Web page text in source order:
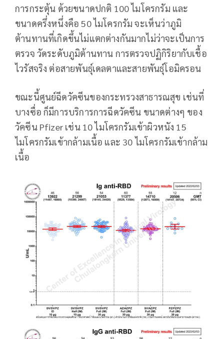
การกระตุ้น ด้วยขนาดปกติ 100 ไมโครกรัม และ
ขนาดครึ่งหนึ่งคือ 50 ไมโครกรัม จะเห็นว่าภูมิ
ต้านทานที่เกิดขึ้นไม่แตกต่างกันมากไม่ว่าจะเป็นการ
ตรวจ วัดระดับภูมิต้านทาน การตรวจปฏิกิริยากับเชื้อ
ไวรัสจริง ต่อสายพันธุ์เดลตาและสายพันธุ์โอมิครอน
ขณะนี้ศูนย์ฉีดวัคซีนของกระทรวงสาธารณสุข เช่นที่
บางซื่อ ก็มีการบริการการฉีดวัคซีน ขนาดต่างๆ ของ
วัคซีน Pfizer เช่น 10 ไมโครกรัมเข้าผิวหนัง 15
ไมโครกรัมเข้ากล้ามเนื้อ และ 30 ไมโครกรัมเข้ากล้าม
เนื้อ